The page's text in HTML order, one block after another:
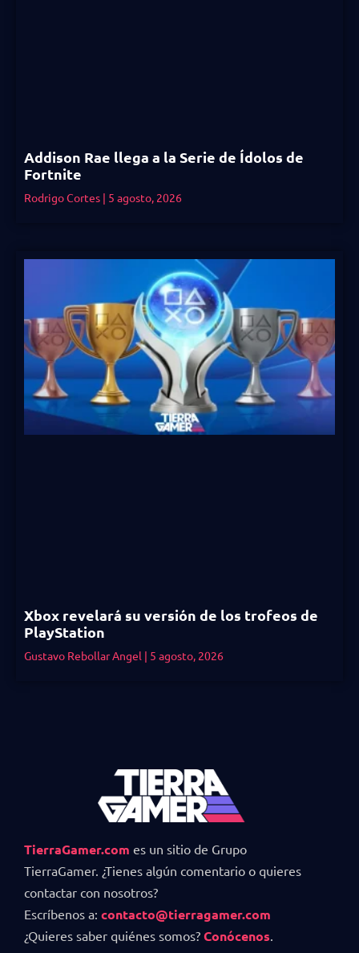
Addison Rae llega a la Serie de Ídolos de
Fortnite
Rodrigo Cortes 5 agosto, 2026
Xbox revelará su versión de los trofeos de
PlayStation
Gustavo Rebollar Angel 5 agosto, 2026
TierraGamer.com es un sitio de Grupo
TierraGamer. ¿Tienes algún comentario o quieres
contactar con nosotros?
Escríbenos a: contacto@tierragamer.com
¿Quieres saber quiénes somos? Conócenos.